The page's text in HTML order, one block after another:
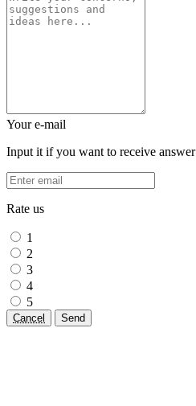
Your e-mail
Input it if you want to receive answer
Rate us
1
2
3
4
5
Cancel Send